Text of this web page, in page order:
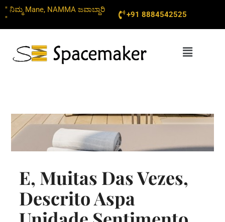
Skip
to
content
" ನಿಮ್ಮ Mane, NAMMA ಜವಾಬ್ದಾರಿ
"
+91 8884542525
Menu
E, Muitas Das Vezes,
Descrito Aspa